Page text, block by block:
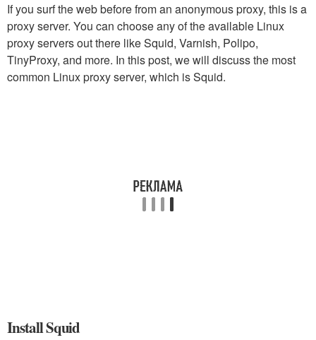
If you surf the web before from an anonymous proxy, this is a
proxy server. You can choose any of the available Linux
proxy servers out there like Squid, Varnish, Polipo,
TinyProxy, and more. In this post, we will discuss the most
common Linux proxy server, which is Squid.
Install Squid